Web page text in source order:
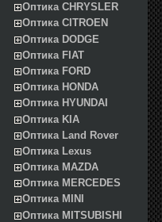
Оптика CHRYSLER
Оптика CITROEN
Оптика DODGE
Оптика FIAT
Оптика FORD
Оптика HONDA
Оптика HYUNDAI
Оптика KIA
Оптика Land Rover
Оптика Lexus
Оптика MAZDA
Оптика MERCEDES
Оптика MINI
Оптика MITSUBISHI